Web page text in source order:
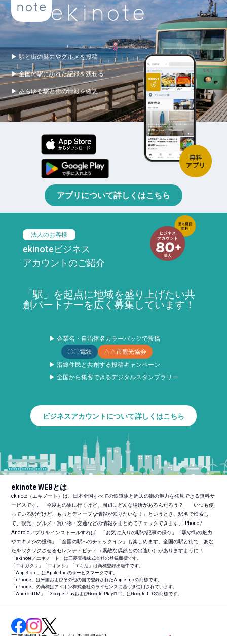
▶ 駅と街の魅力やグルメを投稿
▶ 全国の駅に訪れた記録を残せる
▶ あらゆる駅と街の情報を確認
アプリについて詳しくはこちら
法人のお客様
ekinoteビジネス
アカウントのご紹介
「駅」を起点に地域を盛り上げたい共
創パートナーを広く募集しています！
▶ 企業名・自治体名カラーバッジで投稿
〇〇電鉄
△△市観光協会
▶ 沿線住民と共創する投稿キャンペーン
▶ 全国から集客できるデジタルスタンプラリー
ビジネスアカウントについて詳しくはこちら
ekinote WEBとは
ekinote（エキノート）は、日本全国すべての鉄道駅と周辺の街の魅力を発見できる無料サ
ービスです。「今度あの駅に行くけど、周辺にどんな場所があるんだろう？」「いつも使
っている駅だけど、もっとディープな情報が知りたいな！」というとき、駅名で検索し
て、観光・グルメ・買い物・交通などの情報をまとめてチェックできます。iPhone /
Androidアプリをインストールすれば、「お気に入りの駅や記事の保存」「駅や街の魅力
やエキメシの投稿」「全国の駅へのチェックイン」も楽しめます。全国の駅と街で、あな
たをワクワクさせるセレンディピティ（素敵な偶然との出逢い）がありますように！
「ekinote／エキノート」は三菱電機株式会社の登録商標です。
「エキガタリ」「エキメシ」「エキ活」は商標登録出願中です。
「App Store」はApple Inc.のサービスマークです。
「iPhone」は米国およびその他の国で登録されたApple Inc.の商標です。
「iPhone」の商標はアイホン株式会社のライセンスに基づき使用されています。
「AndroidTM 」「Google PlayおよびGoogle Playロゴ」はGoogle LLCの商標です。